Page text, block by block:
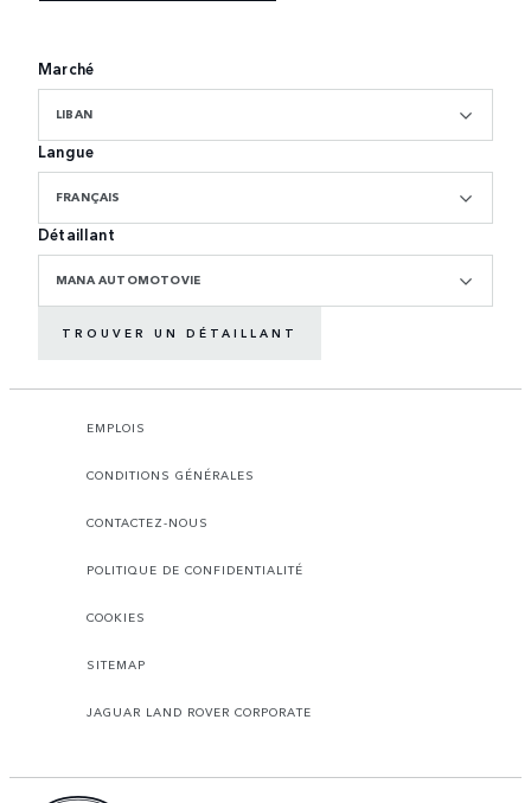
Marché
LIBAN
Langue
FRANÇAIS
Détaillant
MANA AUTOMOTOVIE
TROUVER UN DÉTAILLANT
EMPLOIS
CONDITIONS GÉNÉRALES
CONTACTEZ-NOUS
POLITIQUE DE CONFIDENTIALITÉ
COOKIES
SITEMAP
JAGUAR LAND ROVER CORPORATE